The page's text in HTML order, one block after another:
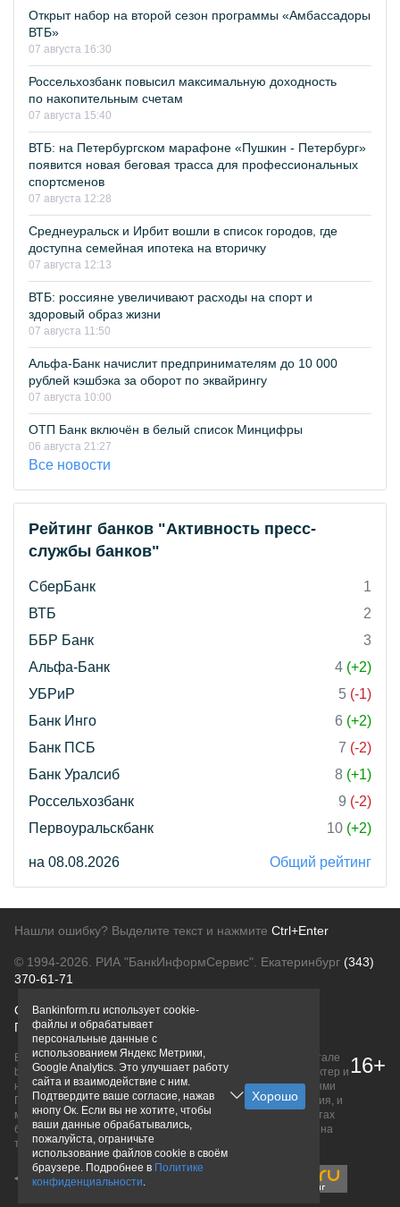
Открыт набор на второй сезон программы «Амбассадоры
ВТБ»
07 августа 16:30
Россельхозбанк повысил максимальную доходность
по накопительным счетам
07 августа 15:40
ВТБ: на Петербургском марафоне «Пушкин - Петербург»
появится новая беговая трасса для профессиональных
спортсменов
07 августа 12:28
Среднеуральск и Ирбит вошли в список городов, где
доступна семейная ипотека на вторичку
07 августа 12:13
ВТБ: россияне увеличивают расходы на спорт и
здоровый образ жизни
07 августа 11:50
Альфа-Банк начислит предпринимателям до 10 000
рублей кэшбэка за оборот по эквайрингу
07 августа 10:00
ОТП Банк включён в белый список Минцифры
06 августа 21:27
Все новости
Рейтинг банков "Активность пресс-
службы банков"
СберБанк
1
ВТБ
2
ББР Банк
3
Альфа-Банк
4 (+2)
УБРиР
5 (-1)
Банк Инго
6 (+2)
Банк ПСБ
7 (-2)
Банк Уралсиб
8 (+1)
Россельхозбанк
9 (-2)
Первоуральскбанк
10 (+2)
на 08.08.2026 Общий рейтинг
Нашли ошибку? Выделите текст и нажмите Ctrl+Enter
© 1994-2026. РИА "БанкИнформСервис". Екатеринбург (343)
370-61-71
О проектеПолитика конфиденциальности
Правовая информацияДля рекламодателей
Вся информация о продуктах банков, размещенная на портале
bankinform.ru, носит исключительно ознакомительный характер и
не является публичной офертой, определяемой положениями
ГК РФ. Информация не содержит точного и полного описания, и
может быть изменена. Конечные условия уточняйте на сайтах
банков или при личном обращении. Исключительное право на
товарные знаки принадлежит их правообладателям.
16+
Bankinform.ru использует cookie-
файлы и обрабатывает
персональные данные с
использованием Яндекс Метрики,
Google Analytics. Это улучшает работу
сайта и взаимодействие с ним.
Подтвердите ваше согласие, нажав
кнопу Ок. Если вы не хотите, чтобы
ваши данные обрабатывались,
пожалуйста, ограничьте
использование файлов cookie в своём
браузере. Подробнее в Политике
конфиденциальности.